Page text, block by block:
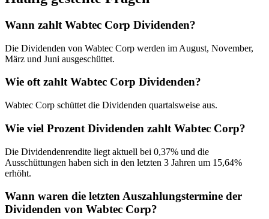
Wann zahlt Wabtec Corp Dividenden?
Die Dividenden von Wabtec Corp werden im August, November,
März und Juni ausgeschüttet.
Wie oft zahlt Wabtec Corp Dividenden?
Wabtec Corp schüttet die Dividenden quartalsweise aus.
Wie viel Prozent Dividenden zahlt Wabtec Corp?
Die Dividendenrendite liegt aktuell bei 0,37% und die
Ausschüttungen haben sich in den letzten 3 Jahren um 15,64%
erhöht.
Wann waren die letzten Auszahlungstermine der
Dividenden von Wabtec Corp?